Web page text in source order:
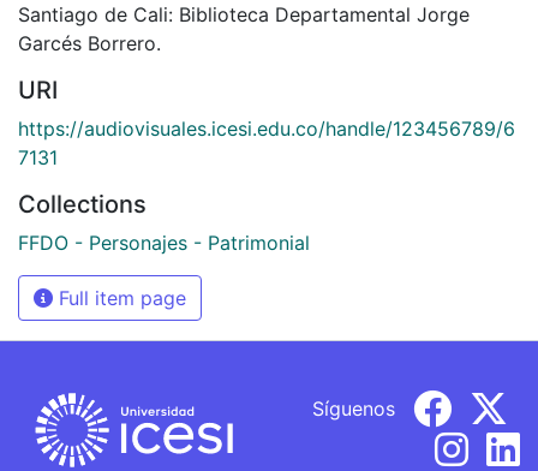
Santiago de Cali: Biblioteca Departamental Jorge
Garcés Borrero.
URI
https://audiovisuales.icesi.edu.co/handle/123456789/6
7131
Collections
FFDO - Personajes - Patrimonial
Full item page
Síguenos